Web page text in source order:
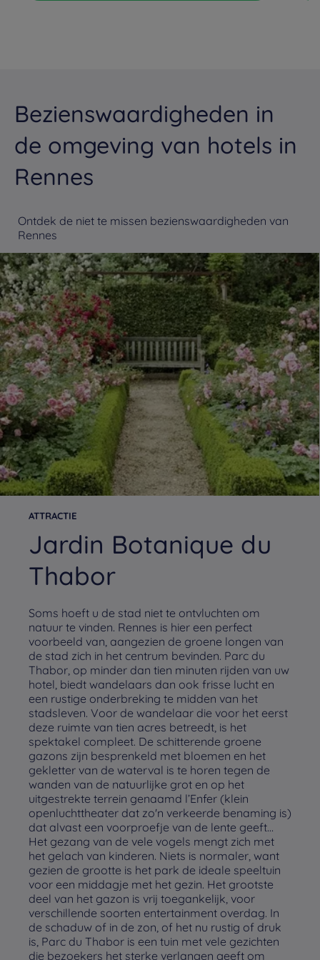
Bezienswaardigheden in
de omgeving van hotels in
Rennes
Ontdek de niet te missen bezienswaardigheden van
Rennes
ATTRACTIE
Jardin Botanique du
Thabor
Soms hoeft u de stad niet te ontvluchten om
natuur te vinden. Rennes is hier een perfect
voorbeeld van, aangezien de groene longen van
de stad zich in het centrum bevinden. Parc du
Thabor, op minder dan tien minuten rijden van uw
hotel, biedt wandelaars dan ook frisse lucht en
een rustige onderbreking te midden van het
stadsleven. Voor de wandelaar die voor het eerst
deze ruimte van tien acres betreedt, is het
spektakel compleet. De schitterende groene
gazons zijn besprenkeld met bloemen en het
gekletter van de waterval is te horen tegen de
wanden van de natuurlijke grot en op het
uitgestrekte terrein genaamd l’Enfer (klein
openluchttheater dat zo'n verkeerde benaming is)
dat alvast een voorproefje van de lente geeft…
Het gezang van de vele vogels mengt zich met
het gelach van kinderen. Niets is normaler, want
gezien de grootte is het park de ideale speeltuin
voor een middagje met het gezin. Het grootste
deel van het gazon is vrij toegankelijk, voor
verschillende soorten entertainment overdag. In
de schaduw of in de zon, of het nu rustig of druk
is, Parc du Thabor is een tuin met vele gezichten
die bezoekers het sterke verlangen geeft om